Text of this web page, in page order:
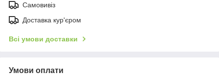
Самовивіз
Доставка кур'єром
Всі умови доставки
Умови оплати